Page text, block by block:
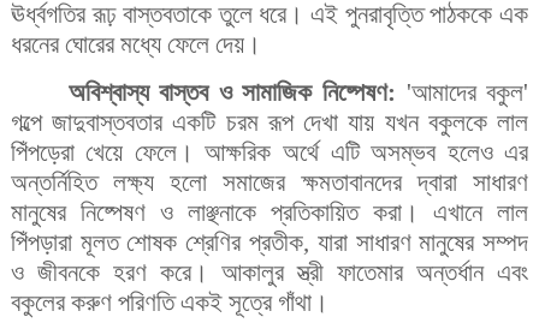
ঊর্ধ্বগতির রূঢ় বাস্তবতাকে তুলে ধরে। এই পুনরাবৃত্তি পাঠককে এক
ধরনের ঘোরের মধ্যে ফেলে দেয়।
অবিশ্বাস্য বাস্তব ও সামাজিক নিষ্পেষণ: 'আমাদের বকুল'
গল্পে জাদুবাস্তবতার একটি চরম রূপ দেখা যায় যখন বকুলকে লাল
পিঁপড়েরা খেয়ে ফেলে। আক্ষরিক অর্থে এটি অসম্ভব হলেও এর
অন্তর্নিহিত লক্ষ্য হলো সমাজের ক্ষমতাবানদের দ্বারা সাধারণ
মানুষের নিষ্পেষণ ও লাঞ্ছনাকে প্রতিকায়িত করা। এখানে লাল
পিঁপড়ারা মূলত শোষক শ্রেণির প্রতীক, যারা সাধারণ মানুষের সম্পদ
ও জীবনকে হরণ করে। আকালুর স্ত্রী ফাতেমার অন্তর্ধান এবং
বকুলের করুণ পরিণতি একই সূত্রে গাঁথা।